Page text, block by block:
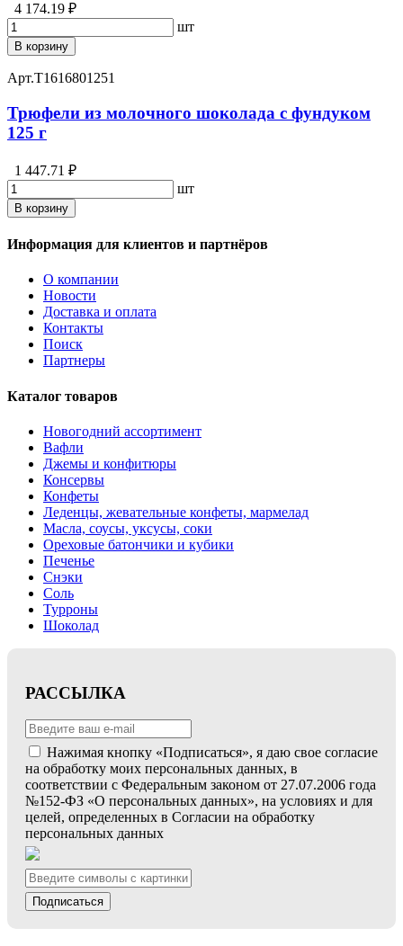
4 174.19 ₽
шт
В корзину
Арт.T1616801251
Трюфели из молочного шоколада c фундуком
125 г
1 447.71 ₽
шт
В корзину
Информация для клиентов и партнёров
О компании
Новости
Доставка и оплата
Контакты
Поиск
Партнеры
Каталог товаров
Новогодний ассортимент
Вафли
Джемы и конфитюры
Консервы
Конфеты
Леденцы, жевательные конфеты, мармелад
Масла, соусы, уксусы, соки
Ореховые батончики и кубики
Печенье
Снэки
Соль
Турроны
Шоколад
РАССЫЛКА
Нажимая кнопку «Подписаться», я даю свое согласие
на обработку моих персональных данных, в
соответствии с Федеральным законом от 27.07.2006 года
№152-ФЗ «О персональных данных», на условиях и для
целей, определенных в Согласии на обработку
персональных данных
Подписаться